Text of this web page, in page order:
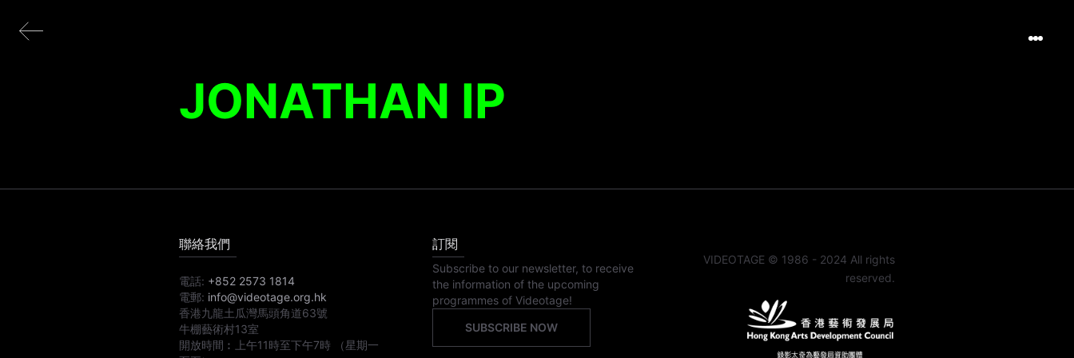
JONATHAN IP
聯絡我們
電話: +852 2573 1814
電郵: info@videotage.org.hk
香港九龍土瓜灣馬頭角道63號
牛棚藝術村13室
開放時間︰
上午11時至下午7時
（星期一
訂閱
Subscribe to our newsletter, to receive
the information of the upcoming
programmes of Videotage!
SUBSCRIBE NOW
VIDEOTAGE © 1986 - 2024 All rights
reserved.